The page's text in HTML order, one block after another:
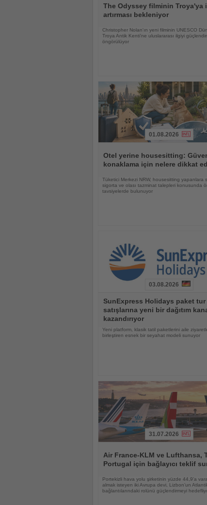
Oku
The Odyssey filminin Troya'ya
artırması bekleniyor
Christopher Nolan'ın yeni filminin UNESCO
Troya Antik Kenti'ne uluslararası ilgiyi
öngörülüyor
Oku
01.08.2026
Otel yerine housesitting:
konaklama için nelere dikkat
Tüketici Merkezi NRW, housesitting yapanlara
sigorta ve olası tazminat talepleri konusunda
tavsiyelerde bulunuyor
Oku
03.08.2026
SunExpress Holidays paket tur
satışlarına yeni bir dağıtım
kazandırıyor
Yeni platform, klasik tatil paketlerini aile
birleştiren esnek bir seyahat modeli sunuyor
Oku
31.07.2026
Air France-KLM ve Lufthansa,
Portugal için bağlayıcı teklif
Portekizli hava yolu şirketinin yüzde 44,9’a
almak isteyen iki Avrupa devi, Lizbon’un
bağlantılarındaki rolünü güçlendirmeyi